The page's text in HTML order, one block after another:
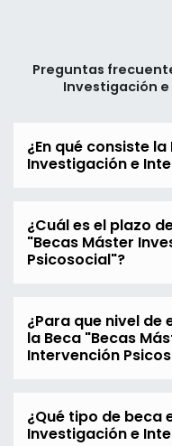
Preguntas
Investigación
¿En qué consiste
Investigación e
¿Cuál es el plazo
"Becas Máster
Psicosocial"?
¿Para que nivel de
la Beca "Becas
Intervención
¿Qué tipo de beca
Investigación e